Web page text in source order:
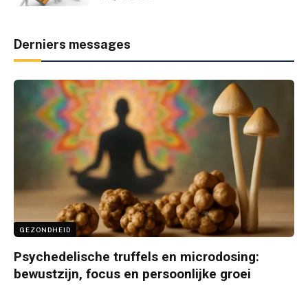
Derniers messages
GEZONDHEID
Psychedelische truffels en microdosing:
bewustzijn, focus en persoonlijke groei